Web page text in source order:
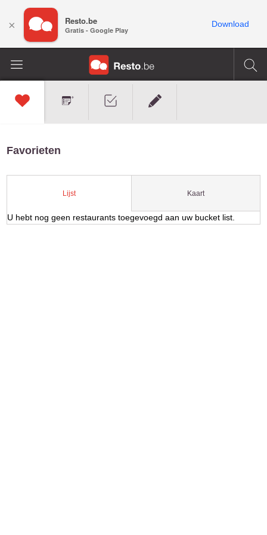
Favorieten
Lijst Kaart
U hebt nog geen restaurants toegevoegd aan uw bucket list.
× Resto.be
Gratis - Google Play
Download